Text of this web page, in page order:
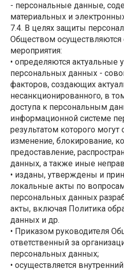
- персональные данные,
материальных и
7.4. В целях защиты
Обществом
мероприятия:
• определяются актуальные
персональных данных -
факторов, создающих
несанкционированного, в
доступа к персональным
информационной системе
результатом которого могут
изменение, блокирование,
предоставление,
данных, а также иные
• изданы, утверждены и
локальные акты по
персональных данных
акты, включая Политика
данных и др.
• Приказом руководителя
ответственный за
персональных данных;
• осуществляется